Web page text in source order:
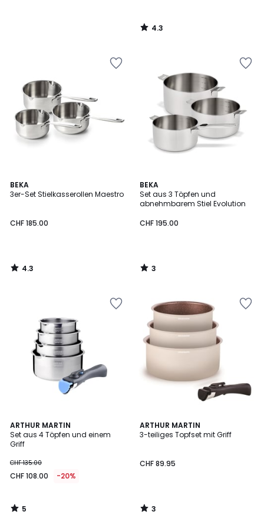
4.3
/
BEKA
3er-Set Stielkasserollen Maestro
CHF 185.00
4.3
/ 5
4.3
/
BEKA
Set aus 3 Töpfen und
abnehmbarem Stiel Evolution
CHF 195.00
3
/
5
3
/
ARTHUR MARTIN
Set aus 4 Töpfen und einem
Griff
CHF 135.00
CHF 108.00 -20%
5
/
5
5
/
ARTHUR MARTIN
3-teiliges Topfset mit Griff
CHF 89.95
3
/
3
/